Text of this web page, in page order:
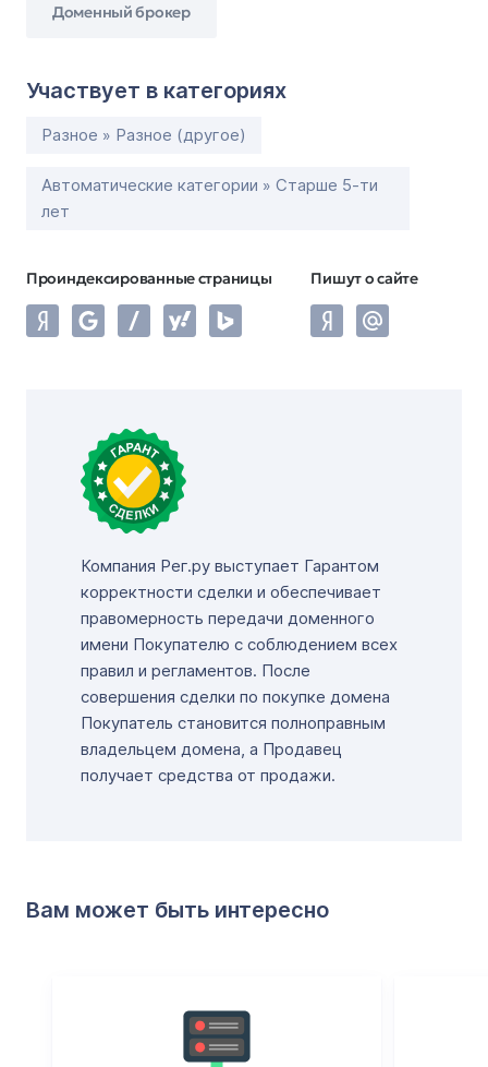
Доменный брокер
Участвует в категориях
Разное » Разное (другое)
Автоматические категории » Старше 5-ти
лет
Проиндексированные страницы Пишут о сайте
Компания Рег.ру выступает Гарантом
корректности сделки и обеспечивает
правомерность передачи доменного
имени Покупателю с соблюдением всех
правил и регламентов. После
совершения сделки по покупке домена
Покупатель становится полноправным
владельцем домена, а Продавец
получает средства от продажи.
Вам может быть интересно